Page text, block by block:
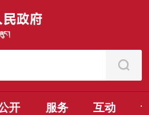
开 服务 互动